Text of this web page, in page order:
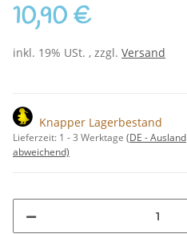
10,90 €
inkl. 19% USt. , zzgl. Versand
Knapper Lagerbestand
Lieferzeit: 1 - 3 Werktage (DE - Ausland
abweichend)